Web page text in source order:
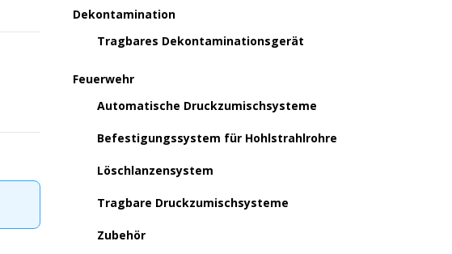
Dekontamination
Tragbares Dekontaminationsgerät
Feuerwehr
Automatische Druckzumischsysteme
Befestigungssystem für Hohlstrahlrohre
Löschlanzensystem
Tragbare Druckzumischsysteme
Zubehör